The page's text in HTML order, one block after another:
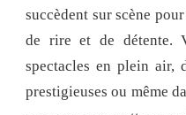
succèdent sur scène
de rire et de détente.
spectacles en plein air,
prestigieuses ou même